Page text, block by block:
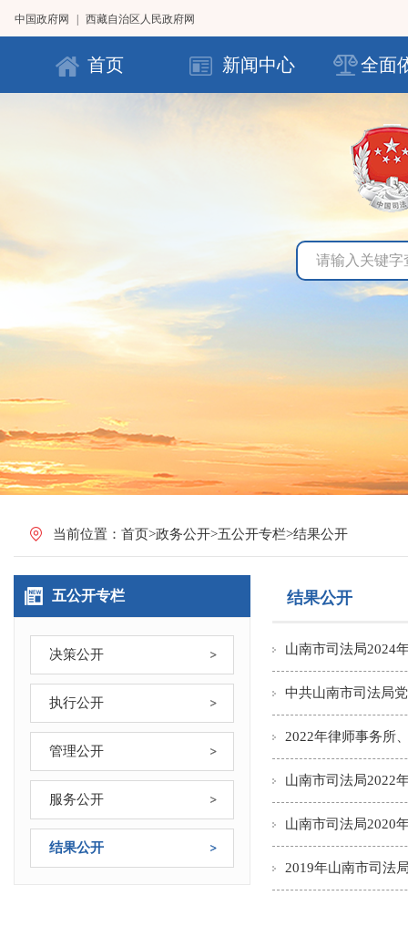
中国政府网 西藏自治区人民政府网
首页 新闻中心 全面
当前位置： 首页>政务公开>五公开专栏>结果公开
五公开专栏
决策公开
执行公开
管理公开
服务公开
结果公开
结果公开
山南市司法局2024
中共山南市司法局
2022年律师事务所
山南市司法局2022
山南市司法局2020
2019年山南市司法